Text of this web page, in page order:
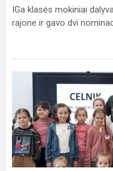
IGa klasės mokiniai
rajone ir gavo dvi
„Zawody
książkach
i
wokół
nas"